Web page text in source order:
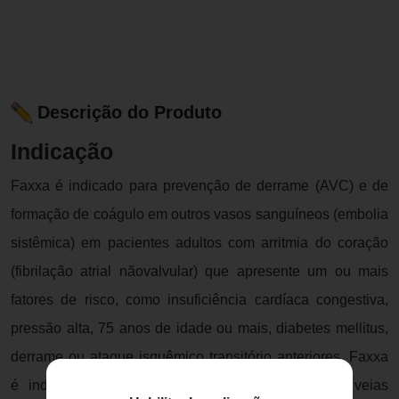
Descrição do Produto
Indicação
Faxxa é indicado para prevenção de derrame (AVC) e de
formação de coágulo em outros vasos sanguíneos (embolia
sistêmica) em pacientes adultos com arritmia do coração
(fibrilação atrial nãovalvular) que apresente um ou mais
fatores de risco, como insuficiência cardíaca congestiva,
pressão alta, 75 anos de idade ou mais, diabetes mellitus,
derrame ou ataque isquêmico transitório anteriores. Faxxa
é indicado para o tratamento de trombose nas veias